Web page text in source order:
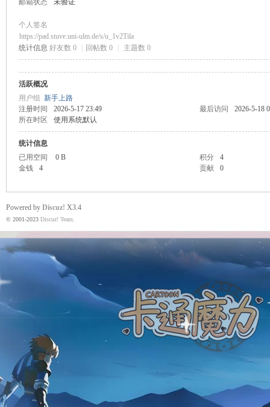
力
邮箱状态
未验证
个人签名
https://pad.stuve.uni-ulm.de/s/u_1v2Tila
统计信息 好友数 0 回帖数 0 主题数 0
活跃概况
用户组 新手上路
注册时间
2026-5-17 23:49 最后访问
2026-5-18
所在时区
使用系统默认
统计信息
已用空间
0 B 积分
4
金钱
4 贡献 0
Powered by Discuz! X3.4
© 2001-2023 Discuz! Team